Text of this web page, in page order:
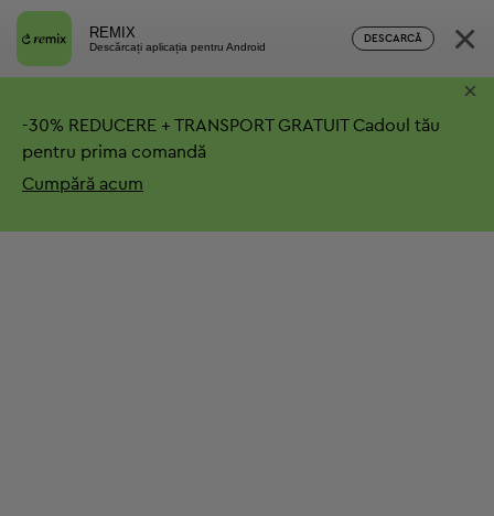
REMIX
Descărcați aplicația pentru Android
DESCARCĂ ×
-30% REDUCERE + TRANSPORT GRATUITCadoul tău
pentru prima comandă
Cumpără acum
×